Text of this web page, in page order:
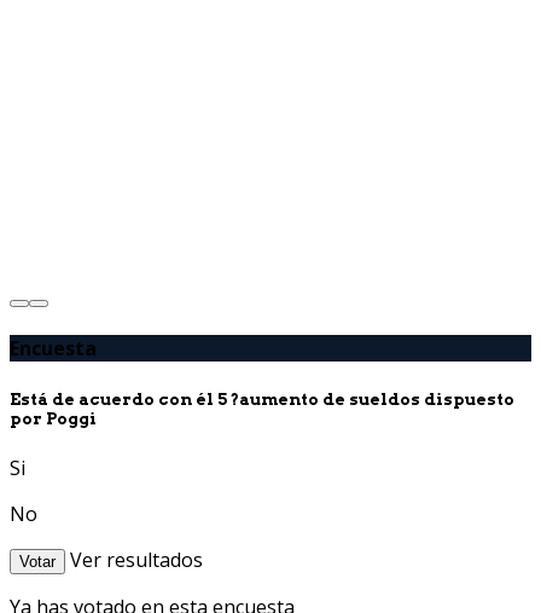
Encuesta
Está de acuerdo con él 5 ?aumento de sueldos dispuesto
por Poggi
Si
No
Votar
Ver resultados
Ya has votado en esta encuesta